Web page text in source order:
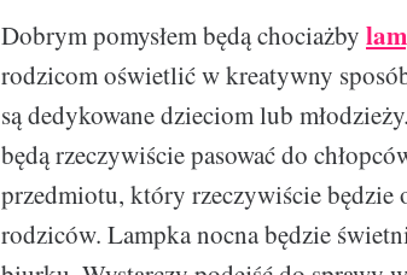
Dobrym pomysłem będą chociażby
rodzicom oświetlić w kreatywny
są dedykowane dzieciom lub
będą rzeczywiście pasować do
przedmiotu, który rzeczywiście będzie
rodziców. Lampka nocna będzie